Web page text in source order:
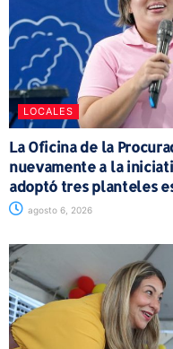
LOCALES
La Oficina de la
nuevamente a la
adoptó tres planteles
agosto 6, 2026